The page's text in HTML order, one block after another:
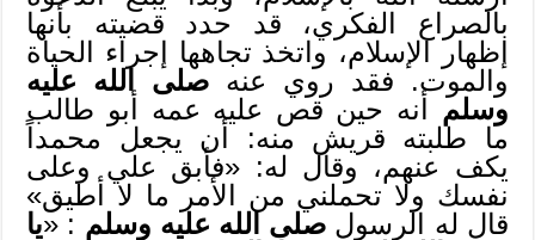
بالصراع الفكري، قد حدد قضيته بأنها
إظهار الإسلام، واتخذ تجاهها إجراء الحياة
والموت. فقد روي عنه صلى الله عليه
وسلم أنه حين قص عليه عمه أبو طالب
ما طلبته قريش منه: أن يجعل محمداً
يكف عنهم، وقال له: «فأبق علي وعلى
نفسك ولا تحملني من الأمر ما لا أطيق»
قال له الرسول صلى الله عليه وسلم : «يا